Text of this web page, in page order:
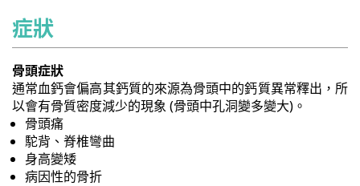
症狀
骨頭症狀
通常血鈣會偏高其鈣質的來源為骨頭中的鈣質異常釋出，所
以會有骨質密度減少的現象 (骨頭中孔洞變多變大)。
骨頭痛
駝背、脊椎彎曲
身高變矮
病因性的骨折